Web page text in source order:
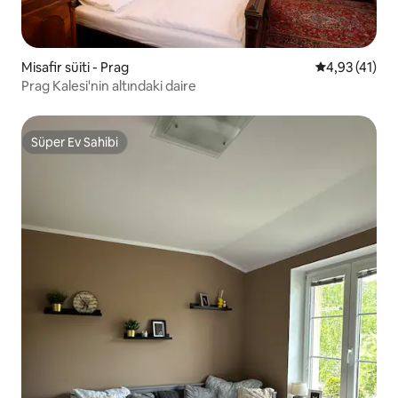
Misafir süiti - Prag 5 üzerinden
4,93 (41)
Prag Kalesi'nin altındaki daire
Süper Ev Sahibi
Süper Ev Sahibi